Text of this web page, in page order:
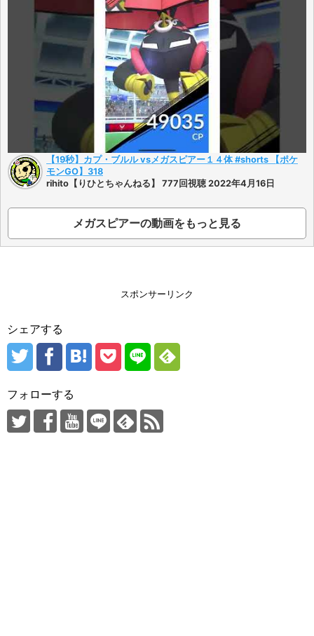
【19秒】カプ・ブルル vsメガスピアー１４体 #shorts 【ポケ
モンGO】318
rihito【りひとちゃんねる】 777回視聴 2022年4月16日
メガスピアーの動画をもっと見る
スポンサーリンク
シェアする
フォローする